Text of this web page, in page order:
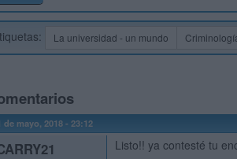
La universidad - un mundo
de mayo, 2018 - 23:12
Listo!! ya contesté tu